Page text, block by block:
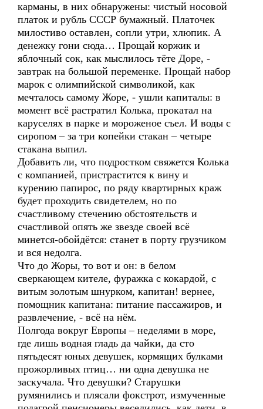
карманы, в них обнаружены: чистый носовой
платок и рубль СССР бумажный. Платочек
милостиво оставлен, сопли утри, хлюпик. А
денежку гони сюда… Прощай коржик и
яблочный сок, как мыслилось тёте Доре, -
завтрак на большой переменке. Прощай набор
марок с олимпийской символикой, как
мечталось самому Жоре, - ушли капиталы: в
момент всё растратил Колька, прокатал на
каруселях в парке и мороженое съел. И воды с
сиропом – за три копейки стакан – четыре
стакана выпил.
Добавить ли, что подростком свяжется Колька
с компанией, пристрастится к вину и
курению папирос, по ряду квартирных краж
будет проходить свидетелем, но по
счастливому стечению обстоятельств и
счастливой опять же звезде своей всё
минется-обойдётся: станет в порту грузчиком
и вся недолга.
Что до Жоры, то вот и он: в белом
сверкающем кителе, фуражка с кокардой, с
витым золотым шнурком, капитан! вернее,
помощник капитана: питание пассажиров, и
развлечение, - всё на нём.
Полгода вокруг Европы – неделями в море,
где лишь водная гладь да чайки, да сто
пятьдесят юных девушек, кормящих булками
прожорливых птиц… ни одна девушка не
заскучала. Что девушки? Старушки
румянились и плясали фокстрот, измученные